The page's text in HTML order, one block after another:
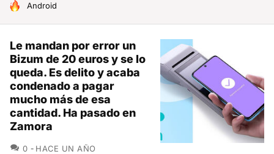
HOY SE HABLA DE
Android
Le mandan por error un
Bizum de 20 euros y se lo
queda. Es delito y acaba
condenado a pagar
mucho más de esa
cantidad. Ha pasado en
Zamora
0 COMENTARIOS
HACE UN AÑO